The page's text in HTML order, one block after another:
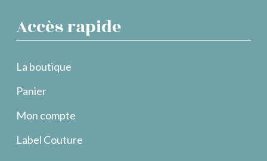
Accès rapide
La boutique
Panier
Mon compte
Label Couture